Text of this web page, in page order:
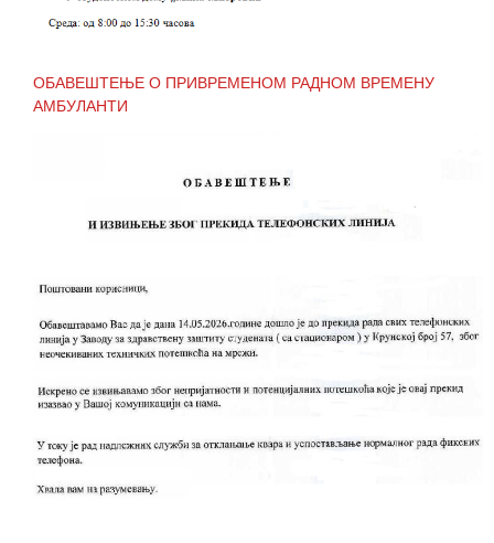
ОБАВЕШТЕЊЕ О ПРИВРЕМЕНОМ РАДНОМ ВРЕМЕНУ
АМБУЛАНТИ